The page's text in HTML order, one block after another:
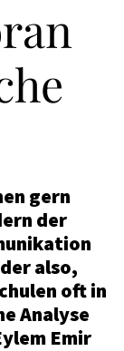
gern
der
also,
oft in
Analyse
Emir